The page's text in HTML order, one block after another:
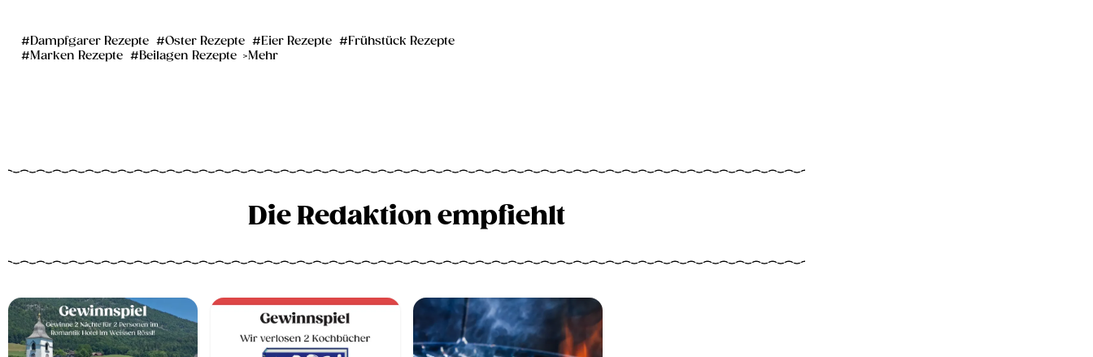
Dampfgarer Rezepte Oster Rezepte Eier Rezepte
Frühstück Rezepte
Marken Rezepte
Beilagen Rezepte Mehr
Die Redaktion empfiehlt